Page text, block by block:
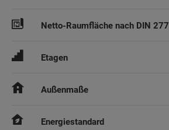
Netto-Raumfläche nach DIN 277
Etagen
Außenmaße
Energiestandard